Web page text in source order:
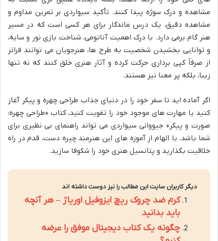
مشاهده و درک سوژه پیدا کنند. تأکید سیواردی بر تمرین مداوم و
مشاهده دقیق، یک درس ماندگار برای هر کسی است که در مسیر
هنر گام برمی دارد. با درک اهمیت آناتومی، شناخت بازی نور و سایه،
و توانایی بخشیدن شخصیت به طرح ها، هنرجویان می توانند فراتر
از صرفاً کپی برداری حرکت کرده و آثار هنری خلق کنند که نه تنها
زیبا، بلکه پر معنا نیز هستند.
اگر آماده اید تا سفر خود را در دنیای جذاب طراحی چهره و پیکر آغاز
کنید یا مهارت های موجود خود را تقویت کنید، کتاب «طراحی چهره:
صورت و پیکر» جیووانی سیواردی می تواند راهنمای بی نظیری برای
شما باشد. با الهام از آموزه های این هنرمند چیره دست، قدم در راه
خلاقیت بگذارید و پتانسیل هنری خود را شکوفا سازید.
دیگر کاربران سایت این مطالب را نیز دوست داشته اند
کرم ضد چروک ریچ ایزوفیل اوریاژ – هر آنچه
باید بدانید
چگونه یک کتاب دیجیتال موفق را عرضه